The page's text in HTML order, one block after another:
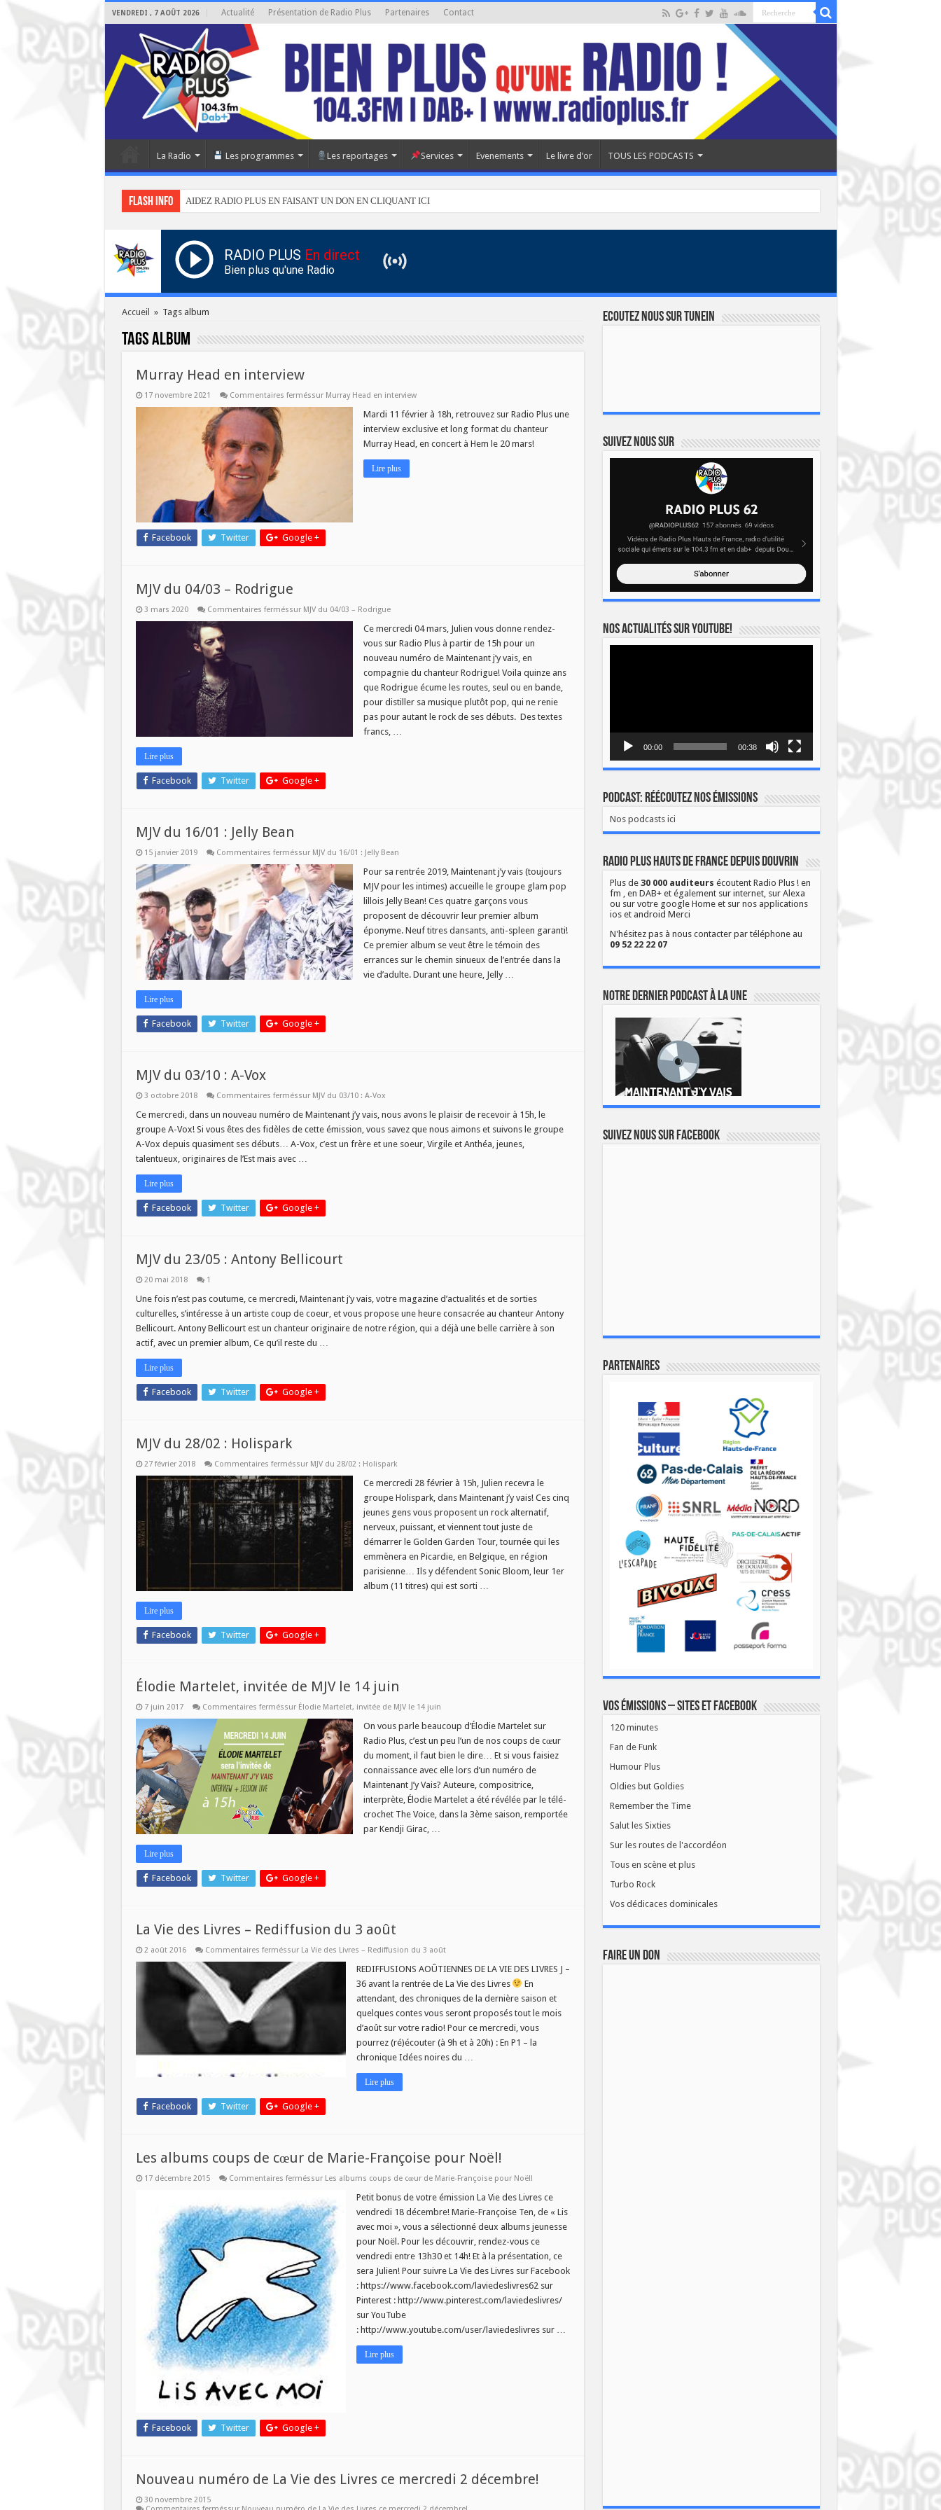
VENDREDI , 7 AOÛT 2026 Actualité Présentation de Radio Plus Partenaires Contact
La Radio Les programmes Les reportages Services Evenements Le livre d’or TOUS LES PODCASTS
Flash info AIDEZ RADIO PLUS EN FAISANT UN DON EN CLIQUANT ICI
RADIO PLUS En direct
Bien plus qu'une Radio
Accueil » Tags album
Tagsalbum
Murray Head en interview
17 novembre 2021 Commentaires ferméssur Murray Head en interview
Mardi 11 février à 18h, retrouvez sur Radio Plus une
interview exclusive et long format du chanteur
Murray Head, en concert à Hem le 20 mars!
Lire plus
Facebook Twitter Google +
MJV du 04/03 – Rodrigue
3 mars 2020 Commentaires ferméssur MJV du 04/03 – Rodrigue
Ce mercredi 04 mars, Julien vous donne rendez-
vous sur Radio Plus à partir de 15h pour un
nouveau numéro de Maintenant j’y vais, en
compagnie du chanteur Rodrigue! Voila quinze ans
que Rodrigue écume les routes, seul ou en bande,
pour distiller sa musique plutôt pop, qui ne renie
pas pour autant le rock de ses débuts. Des textes
francs, …
Lire plus
Facebook Twitter Google +
MJV du 16/01 : Jelly Bean
15 janvier 2019 Commentaires ferméssur MJV du 16/01 : Jelly Bean
Pour sa rentrée 2019, Maintenant j’y vais (toujours
MJV pour les intimes) accueille le groupe glam pop
lillois Jelly Bean! Ces quatre garçons vous
proposent de découvrir leur premier album
éponyme. Neuf titres dansants, anti-spleen garanti!
Ce premier album se veut être le témoin des
errances sur le chemin sinueux de l’entrée dans la
vie d’adulte. Durant une heure, Jelly …
Lire plus
Facebook Twitter Google +
MJV du 03/10 : A-Vox
3 octobre 2018 Commentaires ferméssur MJV du 03/10 : A-Vox
Ce mercredi, dans un nouveau numéro de Maintenant j’y vais, nous avons le plaisir de recevoir à 15h, le
groupe A-Vox! Si vous êtes des fidèles de cette émission, vous savez que nous aimons et suivons le groupe
A-Vox depuis quasiment ses débuts… A-Vox, c’est un frère et une soeur, Virgile et Anthéa, jeunes,
talentueux, originaires de l’Est mais avec …
Lire plus
Facebook Twitter Google +
MJV du 23/05 : Antony Bellicourt
20 mai 2018 1
Une fois n’est pas coutume, ce mercredi, Maintenant j’y vais, votre magazine d’actualités et de sorties
culturelles, s’intéresse à un artiste coup de coeur, et vous propose une heure consacrée au chanteur Antony
Bellicourt. Antony Bellicourt est un chanteur originaire de notre région, qui a déjà une belle carrière à son
actif, avec un premier album, Ce qu’il reste du …
Lire plus
Facebook Twitter Google +
MJV du 28/02 : Holispark
27 février 2018 Commentaires ferméssur MJV du 28/02 : Holispark
Ce mercredi 28 février à 15h, Julien recevra le
groupe Holispark, dans Maintenant j’y vais! Ces cinq
jeunes gens vous proposent un rock alternatif,
nerveux, puissant, et viennent tout juste de
démarrer le Golden Garden Tour, tournée qui les
emmènera en Picardie, en Belgique, en région
parisienne… Ils y défendent Sonic Bloom, leur 1er
album (11 titres) qui est sorti …
Lire plus
Facebook Twitter Google +
Élodie Martelet, invitée de MJV le 14 juin
7 juin 2017 Commentaires ferméssur Élodie Martelet, invitée de MJV le 14 juin
On vous parle beaucoup d’Élodie Martelet sur
Radio Plus, c’est un peu l’un de nos coups de cœur
du moment, il faut bien le dire… Et si vous faisiez
connaissance avec elle lors d’un numéro de
Maintenant J’y Vais? Auteure, compositrice,
interprète, Élodie Martelet a été révélée par le télé-
crochet The Voice, dans la 3ème saison, remportée
par Kendji Girac, …
Lire plus
Facebook Twitter Google +
La Vie des Livres – Rediffusion du 3 août
2 août 2016 Commentaires ferméssur La Vie des Livres – Rediffusion du 3 août
REDIFFUSIONS AOÛTIENNES DE LA VIE DES LIVRES J –
36 avant la rentrée de La Vie des Livres
En
attendant, des chroniques de la dernière saison et
quelques contes vous seront proposés tout le mois
d’août sur votre radio! Pour ce mercredi, vous
pourrez (ré)écouter (à 9h et à 20h) : En P1 – la
chronique Idées noires du …
Lire plus
Facebook Twitter Google +
Les albums coups de cœur de Marie-Françoise pour Noël!
17 décembre 2015 Commentaires ferméssur Les albums coups de cœur de Marie-Françoise pour Noël!
Petit bonus de votre émission La Vie des Livres ce
vendredi 18 décembre! Marie-Françoise Ten, de « Lis
avec moi », vous a sélectionné deux albums jeunesse
pour Noël. Pour les découvrir, rendez-vous ce
vendredi entre 13h30 et 14h! Et à la présentation, ce
sera Julien! Pour suivre La Vie des Livres sur Facebook
: https://www.facebook.com/laviedeslivres62 sur
Pinterest : http://www.pinterest.com/laviedeslivres/
sur YouTube
: http://www.youtube.com/user/laviedeslivres sur …
Lire plus
Facebook Twitter Google +
Nouveau numéro de La Vie des Livres ce mercredi 2 décembre!
30 novembre 2015
Ecoutez nous sur TuneIn
Suivez nous sur
Nos actualités sur YOUTUBE!
00:00 00:38
Podcast: Réécoutez nos émissions
Nos podcasts ici
Radio Plus Hauts de France depuis Douvrin
Plus de 30 000 auditeurs écoutent Radio Plus ! en
fm , en DAB+ et également sur internet, sur Alexa
ou sur votre google Home et sur nos applications
ios et android Merci
N'hésitez pas à nous contacter par téléphone au
09 52 22 22 07
Notre dernier podcast à la une
Suivez nous sur Facebook
Partenaires
Vos émissions – Sites et Facebook
120 minutes
Fan de Funk
Humour Plus
Oldies but Goldies
Remember the Time
Salut les Sixties
Sur les routes de l'accordéon
Tous en scène et plus
Turbo Rock
Vos dédicaces dominicales
FAIRE UN DON